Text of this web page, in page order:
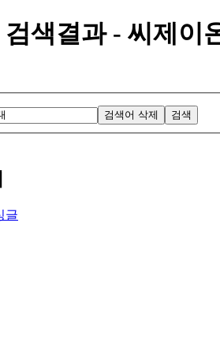
색결과 - 씨제이
검색어 삭제 검색
글